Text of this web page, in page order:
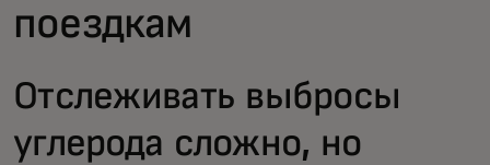
Новости и тренды
поездкам
Отслеживать выбросы
углерода сложно, но